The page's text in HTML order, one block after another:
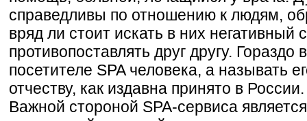
справедливы по отношению к людям,
вряд ли стоит искать в них негативный
противопоставлять друг другу. Гораздо
посетителе SPA человека, а называть
отчеству, как издавна принято в России.
Важной стороной SPA-сервиса